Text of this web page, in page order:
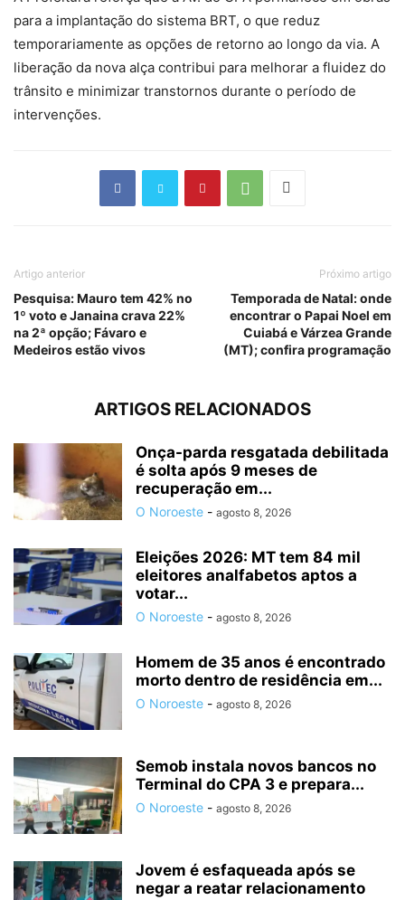
para a implantação do sistema BRT, o que reduz
temporariamente as opções de retorno ao longo da via. A
liberação da nova alça contribui para melhorar a fluidez do
trânsito e minimizar transtornos durante o período de
intervenções.
Artigo anterior
Pesquisa: Mauro tem 42% no
1º voto e Janaina crava 22%
na 2ª opção; Fávaro e
Medeiros estão vivos
Próximo artigo
Temporada de Natal: onde
encontrar o Papai Noel em
Cuiabá e Várzea Grande
(MT); confira programação
ARTIGOS RELACIONADOS
Onça-parda resgatada debilitada
é solta após 9 meses de
recuperação em...
O Noroeste - agosto 8, 2026
Eleições 2026: MT tem 84 mil
eleitores analfabetos aptos a
votar...
O Noroeste - agosto 8, 2026
Homem de 35 anos é encontrado
morto dentro de residência em...
O Noroeste - agosto 8, 2026
Semob instala novos bancos no
Terminal do CPA 3 e prepara...
O Noroeste - agosto 8, 2026
Jovem é esfaqueada após se
negar a reatar relacionamento